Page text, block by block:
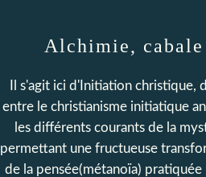
Alchimie, cabale
Il s'agit ici d'Initiation christique,
entre le christianisme initiatique
les différents courants de la
permettant une fructueuse
de la pensée(métanoïa) pratiquée